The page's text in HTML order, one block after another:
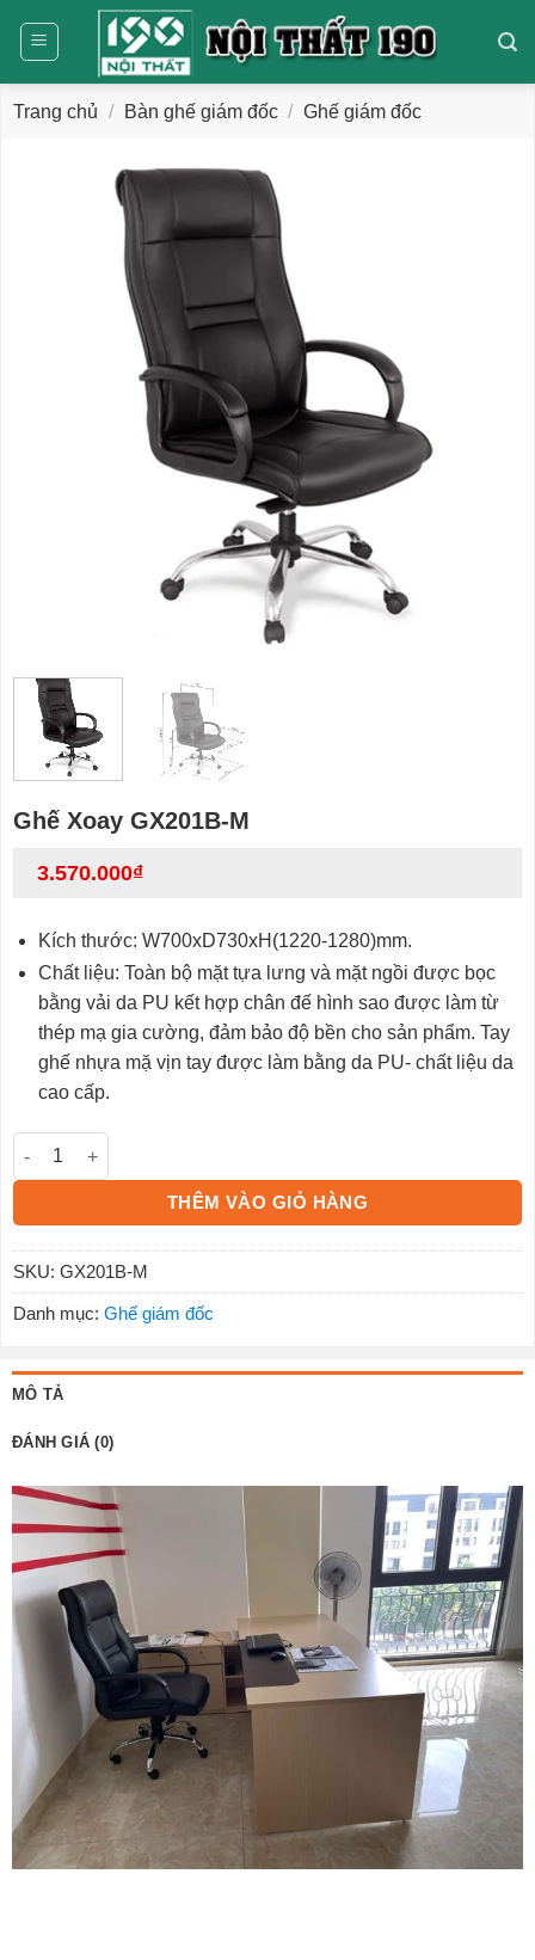
dung
Trang chủ / Bàn ghế giám đốc / Ghế giám đốc
Ghế Xoay GX201B-M
3.570.000₫
Kích thước: W700xD730xH(1220-1280)mm.
Chất liệu: Toàn bộ mặt tựa lưng và mặt ngồi được bọc
bằng vải da PU kết hợp chân đế hình sao được làm từ
thép mạ gia cường, đảm bảo độ bền cho sản phẩm. Tay
ghế nhựa mặ vịn tay được làm bằng da PU- chất liệu da
cao cấp.
Ghế Xoay GX201B-M số lượng
THÊM VÀO GIỎ HÀNG
SKU: GX201B-M
Danh mục: Ghế giám đốc
MÔ TẢ
ĐÁNH GIÁ (0)